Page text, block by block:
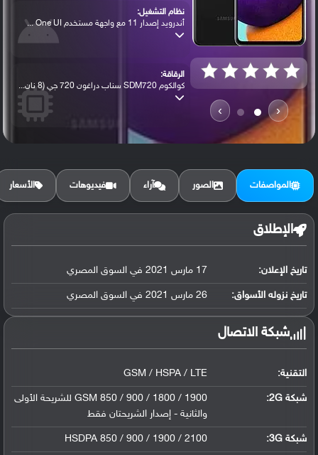
‹
›
نظام التشغيل:
أندرويد إصدار 11 مع واجهة مستخدم One UI ...
الرقاقة:
كوالكوم SDM720 سناب دراغون 720 جي (8 نان...
الرام / التخزين:
البطارية:
ليثيوم بوليمر سعة 4500 مللي أمبير, غير ق...
المواصفات الصور آراء فيديوهات الأسعار
الإطلاق
تاريخ الإعلان: 17 مارس 2021 في السوق المصري
تاريخ نزوله الأسواق: 26 مارس 2021 في السوق المصري
شبكة الاتصال
التقنية: GSM / HSPA / LTE
شبكة 2G:
GSM 850 / 900 / 1800 / 1900 للشريحة الأولى
والثانية - إصدار الشريحتان فقط
شبكة 3G :
HSDPA 850 / 900 / 1900 / 2100